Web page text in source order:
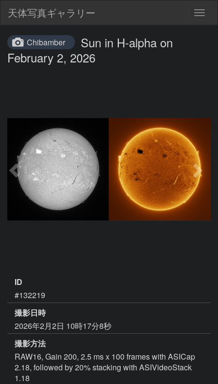
天体写真ギャラリー
Chibamber
Sun in H-alpha on
February 2, 2026
ID
#132219
撮影日時
2026年2月2日 10時17分8秒
撮影方法
RAW16, Gain 200, 2.5 ms x 100 frames with ASICap
2.18, followed by 20% stacking with ASIVideoStack
1.18